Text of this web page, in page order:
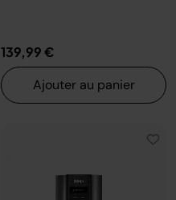
139,99 €
Ajouter au panier